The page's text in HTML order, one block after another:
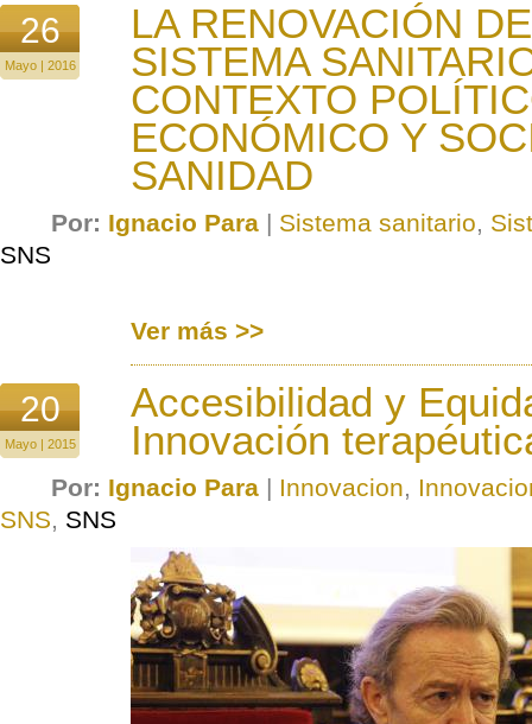
26
Mayo | 2016
LA RENOVACIÓN
SISTEMA
CONTEXTO
ECONÓMICO Y
SANIDAD
Por: Ignacio Para | Sistema sanitario,
SNS
Ver más >>
20
Mayo | 2015
Accesibilidad y
Innovación
Por: Ignacio Para | Innovacion,
SNS, SNS